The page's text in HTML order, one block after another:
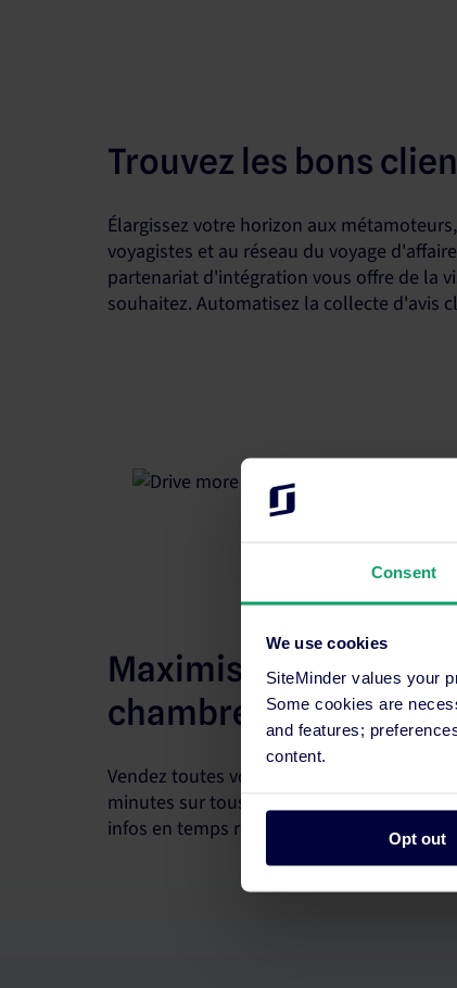
Consent
We use cookies
SiteMinder values your
Some cookies are
and features;
content.
Opt out
Trouvez les bons
Élargissez votre horizon aux
voyagistes et au réseau du voyage
partenariat d'intégration vous offre de la
souhaitez. Automatisez la collecte d'avis
Maximisez les
chambres
Vendez toutes vos chambres, mettez à
minutes sur tous vos canaux et optimisez
infos en temps réel.